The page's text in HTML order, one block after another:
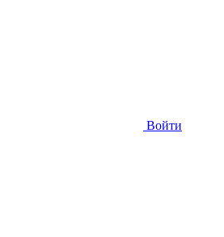
Войти